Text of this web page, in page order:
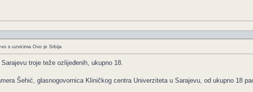
s uzvicima Ovo je Srbija
troje teže ozlijeđenih, ukupno 18.
Šehić, glasnogovornica Kliničkog centra Univerziteta u Sarajevu, od ukupno 18